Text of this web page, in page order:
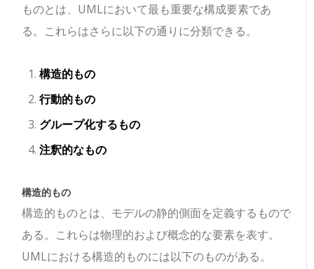
ものとは、UMLにおいて最も重要な構成要素であ
る。これらはさらに以下の通りに分類できる。
構造的もの
行動的もの
グループ化するもの
注釈的なもの
構造的もの
構造的ものとは、モデルの静的側面を定義するもので
ある。これらは物理的および概念的な要素を表す。
UMLにおける構造的ものには以下のものがある。